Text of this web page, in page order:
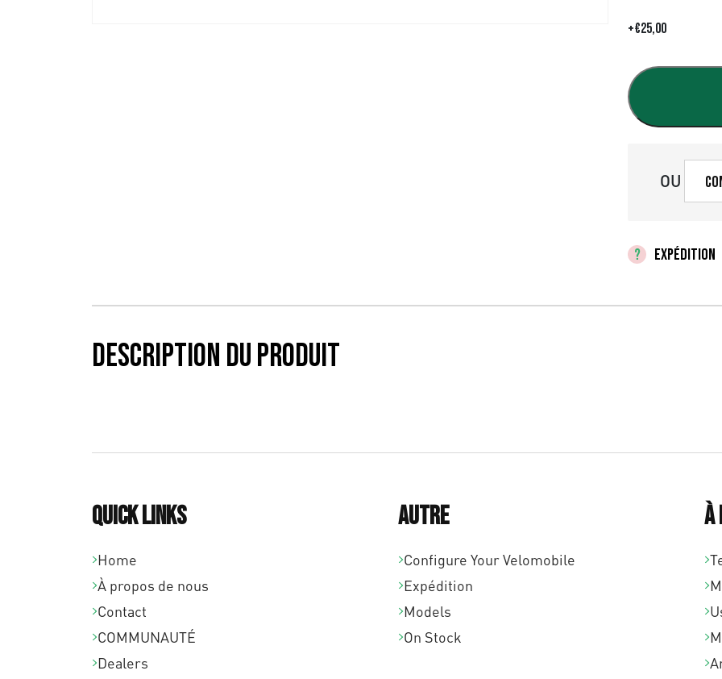
+€25,00
OU
EXPÉDITION
Description du produit
Quick links
Home
À propos de nous
Contact
COMMUNAUTÉ
Dealers
Autre
Configure Your Velomobile
Expédition
Models
On Stock